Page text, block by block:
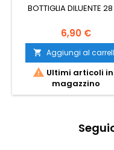
BOTTIGLIA DILUENTE
6,90 €
 Aggiungi al
 Ultimi articoli in
magazzino